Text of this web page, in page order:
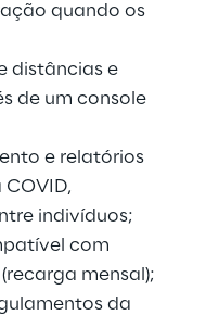
quando os
distâncias e
de um console
e relatórios
indivíduos;
com
mensal);
da